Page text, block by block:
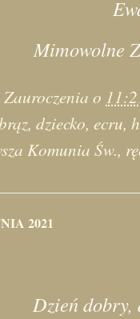
Mimowolne
o
, dziecko, ecru,
Komunia Św.,
2021
Dzień dobry,